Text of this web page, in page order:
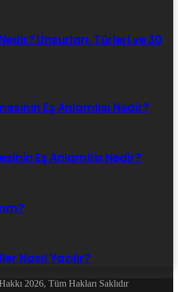
Unsurları, Türleri ve 30
Eş Anlamlısı Nedir?
Eş Anlamlısı Nedir?
Nasıl Yazılır?
2026, Tüm Hakları Saklıdır